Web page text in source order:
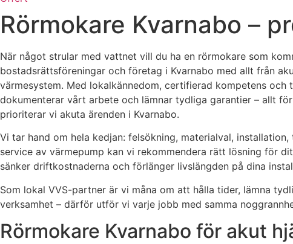
Rörmokare Kvarnabo –
När något strular med vattnet vill du ha en rörmokare som
bostadsrättsföreningar och företag i Kvarnabo med allt från
värmesystem. Med lokalkännedom, certifierad kompetens
dokumenterar vårt arbete och lämnar tydliga garantier – allt
prioriterar vi akuta ärenden i Kvarnabo.
Vi tar hand om hela kedjan: felsökning, materialval,
service av värmepump kan vi rekommendera rätt lösning för
sänker driftkostnaderna och förlänger livslängden på dina
Som lokal VVS-partner är vi måna om att hålla tider, lämna
verksamhet – därför utför vi varje jobb med samma
Rörmokare Kvarnabo för akut